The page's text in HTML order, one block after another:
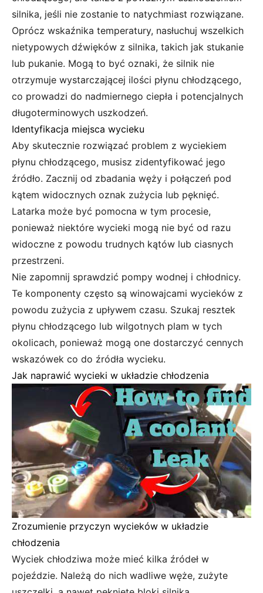
silnika, jeśli nie zostanie to natychmiast rozwiązane.
Oprócz wskaźnika temperatury, nasłuchuj wszelkich
nietypowych dźwięków z silnika, takich jak stukanie
lub pukanie. Mogą to być oznaki, że silnik nie
otrzymuje wystarczającej ilości płynu chłodzącego,
co prowadzi do nadmiernego ciepła i potencjalnych
długoterminowych uszkodzeń.
Identyfikacja miejsca wycieku
Aby skutecznie rozwiązać problem z wyciekiem
płynu chłodzącego, musisz zidentyfikować jego
źródło. Zacznij od zbadania węży i połączeń pod
kątem widocznych oznak zużycia lub pęknięć.
Latarka może być pomocna w tym procesie,
ponieważ niektóre wycieki mogą nie być od razu
widoczne z powodu trudnych kątów lub ciasnych
przestrzeni.
Nie zapomnij sprawdzić pompy wodnej i chłodnicy.
Te komponenty często są winowajcami wycieków z
powodu zużycia z upływem czasu. Szukaj resztek
płynu chłodzącego lub wilgotnych plam w tych
okolicach, ponieważ mogą one dostarczyć cennych
wskazówek co do źródła wycieku.
Jak naprawić wycieki w układzie chłodzenia
Zrozumienie przyczyn wycieków w układzie
chłodzenia
Wyciek chłodziwa może mieć kilka źródeł w
pojeździe. Należą do nich wadliwe węże, zużyte